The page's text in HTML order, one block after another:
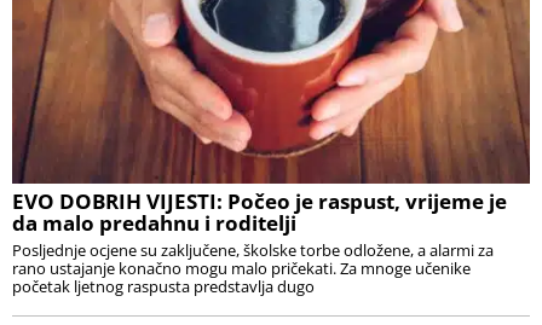
EVO DOBRIH VIJESTI: Počeo je raspust, vrijeme je
da malo predahnu i roditelji
Posljednje ocjene su zaključene, školske torbe odložene, a alarmi za
rano ustajanje konačno mogu malo pričekati. Za mnoge učenike
početak ljetnog raspusta predstavlja dugo